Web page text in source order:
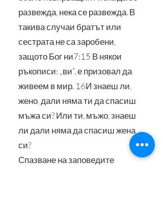
развежда, нека се развежда. В
такива случаи братът или
сестрата не са заробени,
защото Бог ни7:15 В някои
ръкописи: „ви“. е призовал да
живеем в мир. 16И знаеш ли,
жено, дали няма ти да спасиш
мъжа си? Или ти, мъжо, знаеш
ли дали няма да спасиш жена
си?
Спазване на заповедите